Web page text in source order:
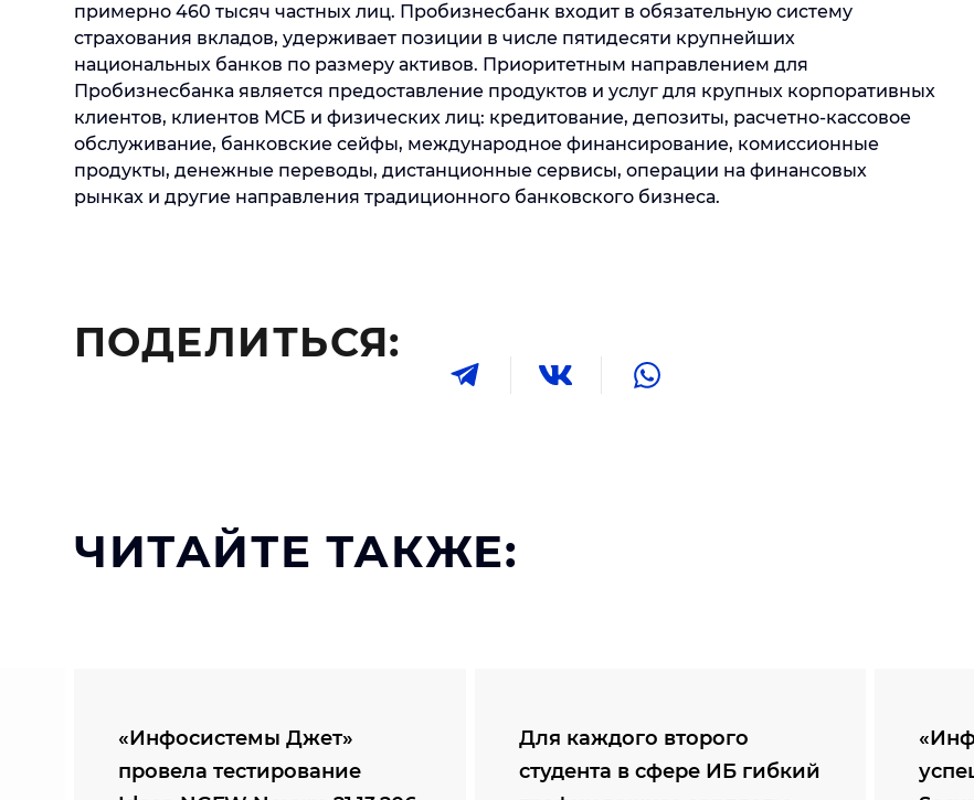
примерно 460 тысяч частных лиц. Пробизнесбанк входит в обязательную систему
страхования вкладов, удерживает позиции в числе пятидесяти крупнейших
национальных банков по размеру активов. Приоритетным направлением для
Пробизнесбанка является предоставление продуктов и услуг для крупных корпоративных
клиентов, клиентов МСБ и физических лиц: кредитование, депозиты, расчетно-кассовое
обслуживание, банковские сейфы, международное финансирование, комиссионные
продукты, денежные переводы, дистанционные сервисы, операции на финансовых
рынках и другие направления традиционного банковского бизнеса.
ПОДЕЛИТЬСЯ:
ЧИТАЙТЕ ТАКЖЕ:
«Инфосистемы Джет»
провела тестирование
Для каждого второго
студента в сфере ИБ гибкий